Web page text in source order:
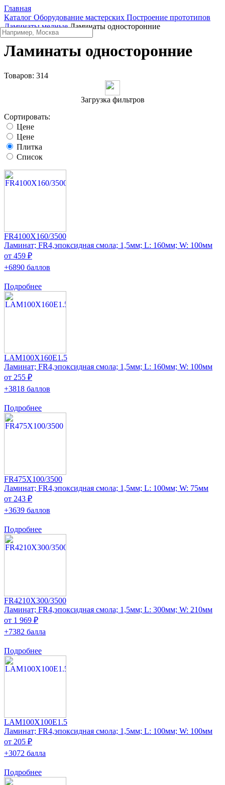
Главная
Каталог Оборудование мастерских Построение прототипов
Ламинаты медные Ламинаты односторонние
Ламинаты односторонние
Товаров: 314
Загрузка фильтров
Сортировать:
Цене
Цене
Плитка
Список
FR4100X160/3500
Ламинат; FR4,эпоксидная смола; 1,5мм; L: 160мм; W: 100мм
от 459 ₽
+6890 баллов
Подробнее
LAM100X160E1.5
Ламинат; FR4,эпоксидная смола; 1,5мм; L: 160мм; W: 100мм
от 255 ₽
+3818 баллов
Подробнее
FR475X100/3500
Ламинат; FR4,эпоксидная смола; 1,5мм; L: 100мм; W: 75мм
от 243 ₽
+3639 баллов
Подробнее
FR4210X300/3500
Ламинат; FR4,эпоксидная смола; 1,5мм; L: 300мм; W: 210мм
от 1 969 ₽
+7382 балла
Подробнее
LAM100X100E1.5
Ламинат; FR4,эпоксидная смола; 1,5мм; L: 100мм; W: 100мм
от 205 ₽
+3072 балла
Подробнее